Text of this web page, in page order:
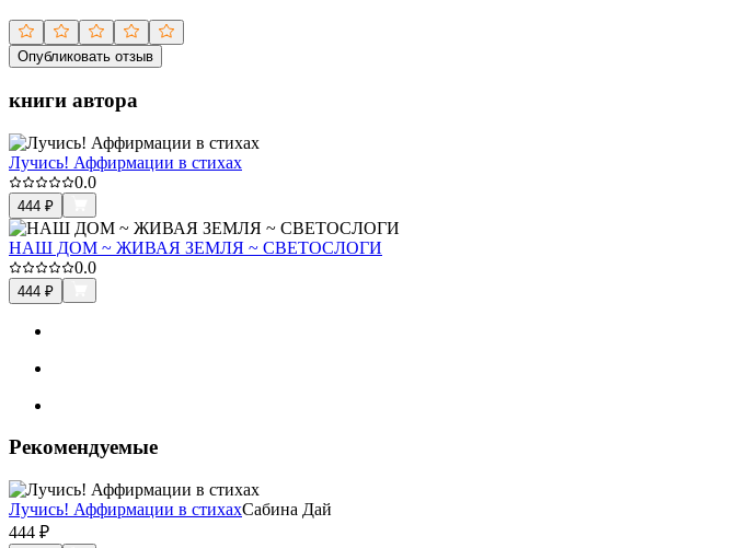
Опубликовать отзыв
книги автора
Лучись! Аффирмации в стихах
0.0
444 ₽
НАШ ДОМ ~ ЖИВАЯ ЗЕМЛЯ ~ СВЕТОСЛОГИ
0.0
444 ₽
Рекомендуемые
Лучись! Аффирмации в стихахСабина Дай
444 ₽